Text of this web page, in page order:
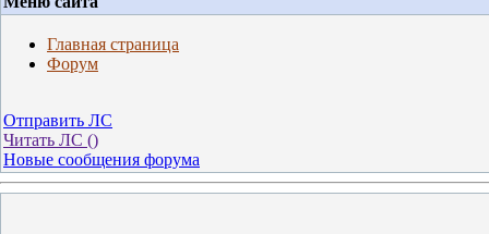
Главная страница
Форум
Отправить ЛС
Читать ЛС ()
Новые сообщения форума